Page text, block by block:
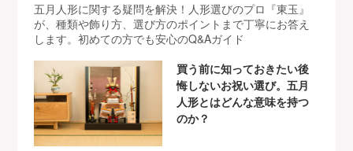
五月人形に関する疑問を解決！人形選びのプロ『東玉』
が、種類や飾り方、選び方のポイントまで丁寧にお答え
します。初めての方でも安心のQ&Aガイド
買う前に知っておきたい後
悔しないお祝い選び。五月
人形とはどんな意味を持つ
のか？